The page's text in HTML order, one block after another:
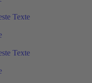
Texte
Texte